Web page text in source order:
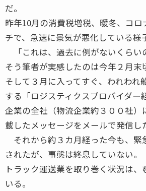
だ。
昨年10月の消費税増税、暖冬、コ
チで、急速に景気が悪化している様
「これは、過去に例がないくら
そう筆者が実感したのは今年２月末
そして３月に入ってすぐ、われわれ
する「ロジスティクスプロバイダー
企業の全社（物流企業約３００社）
載したメッセージをメールで発信し
それから約３カ月経った今も、緊
されたが、事態は終息していない。
トラック運送業を取り巻く状況は
いる。